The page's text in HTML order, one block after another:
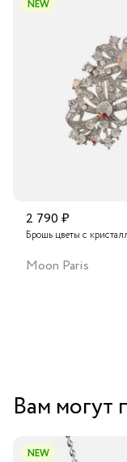
Транспортной
Подробнее о
NEW
2 790 ₽
Брошь цветы с
Moon Paris
Вам могут
NEW